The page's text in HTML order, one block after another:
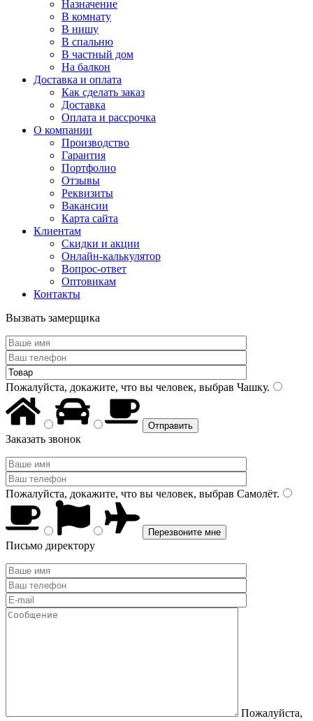
Назначение
В комнату
В нишу
В спальню
В частный дом
На балкон
Доставка и оплата
Как сделать заказ
Доставка
Оплата и рассрочка
О компании
Производство
Гарантия
Портфолио
Отзывы
Реквизиты
Вакансии
Карта сайта
Клиентам
Скидки и акции
Онлайн-калькулятор
Вопрос-ответ
Оптовикам
Контакты
Вызвать замерщика
Пожалуйста, докажите, что вы человек, выбрав Чашку.
Заказать звонок
Пожалуйста, докажите, что вы человек, выбрав Самолёт.
Письмо директору
Пожалуйста,